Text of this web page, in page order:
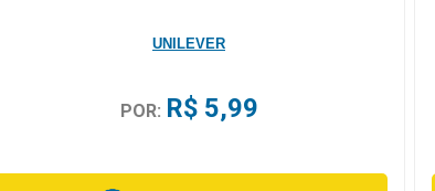
UNILEVER
POR: R$ 5,99